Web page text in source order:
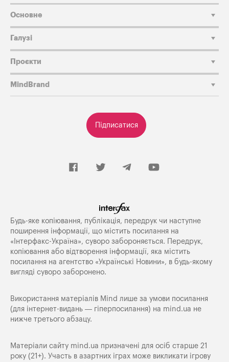
Підписатися
Основне
Галузі
Проєкти
MindBrand
Будь-яке копiювання, публiкацiя, передрук чи наступне
поширення iнформацiї, що мiстить посилання на
«Iнтерфакс-Україна», суворо забороняється. Передрук,
копіювання або відтворення інформації, яка містить
посилання на агентство «Українські Новини», в будь-якому
вигляді суворо заборонено.
Використання матеріалів Mind лише за умови посилання
(для інтернет-видань — гіперпосилання) на mind.ua не
нижче третього абзацу.
Матеріали сайту mind.ua призначені для осіб старше 21
року (21+). Участь в азартних іграх може викликати ігрову